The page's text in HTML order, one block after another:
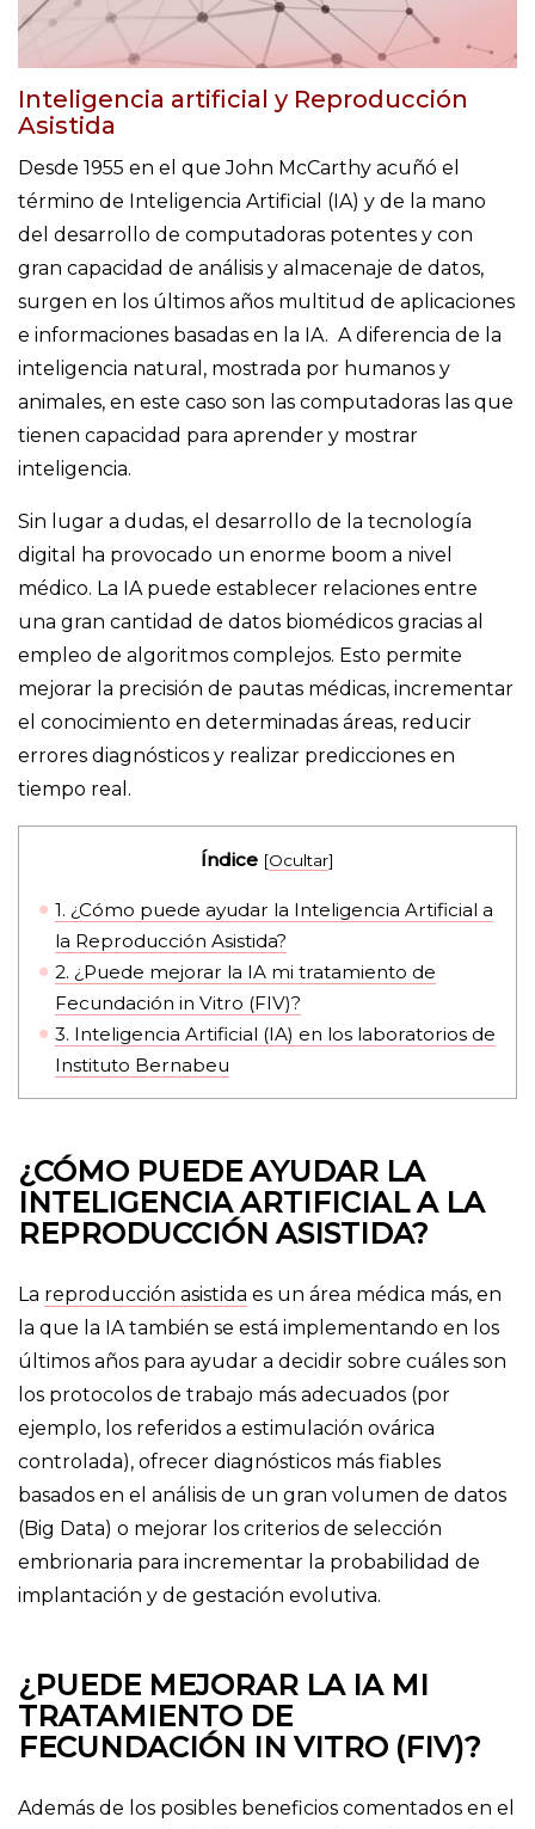
Inteligencia artificial y Reproducción
Asistida
Desde 1955 en el que John McCarthy acuñó el
término de Inteligencia Artificial (IA) y de la mano
del desarrollo de computadoras potentes y con
gran capacidad de análisis y almacenaje de datos,
surgen en los últimos años multitud de aplicaciones
e informaciones basadas en la IA. A diferencia de la
inteligencia natural, mostrada por humanos y
animales, en este caso son las computadoras las que
tienen capacidad para aprender y mostrar
inteligencia.
Sin lugar a dudas, el desarrollo de la tecnología
digital ha provocado un enorme boom a nivel
médico. La IA puede establecer relaciones entre
una gran cantidad de datos biomédicos gracias al
empleo de algoritmos complejos. Esto permite
mejorar la precisión de pautas médicas, incrementar
el conocimiento en determinadas áreas, reducir
errores diagnósticos y realizar predicciones en
tiempo real.
Índice [Ocultar]
1. ¿Cómo puede ayudar la Inteligencia Artificial a
la Reproducción Asistida?
2. ¿Puede mejorar la IA mi tratamiento de
Fecundación in Vitro (FIV)?
3. Inteligencia Artificial (IA) en los laboratorios de
Instituto Bernabeu
¿CÓMO PUEDE AYUDAR LA
INTELIGENCIA ARTIFICIAL A LA
REPRODUCCIÓN ASISTIDA?
La reproducción asistida es un área médica más, en
la que la IA también se está implementando en los
últimos años para ayudar a decidir sobre cuáles son
los protocolos de trabajo más adecuados (por
ejemplo, los referidos a estimulación ovárica
controlada), ofrecer diagnósticos más fiables
basados en el análisis de un gran volumen de datos
(Big Data) o mejorar los criterios de selección
embrionaria para incrementar la probabilidad de
implantación y de gestación evolutiva.
¿PUEDE MEJORAR LA IA MI
TRATAMIENTO DE
FECUNDACIÓN IN VITRO (FIV)?
Además de los posibles beneficios comentados en el